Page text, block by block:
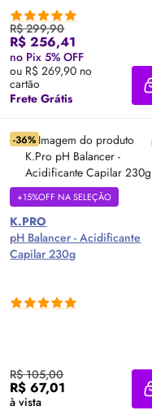
R$ 299,90
R$ 256,41
no Pix 5% OFF
ou R$ 269,90 no
cartão
Frete Grátis
-36%
+15%OFF NA SELEÇÃO
K.PRO
pH Balancer - Acidificante
Capilar 230g
R$ 105,00
R$ 67,01
à vista